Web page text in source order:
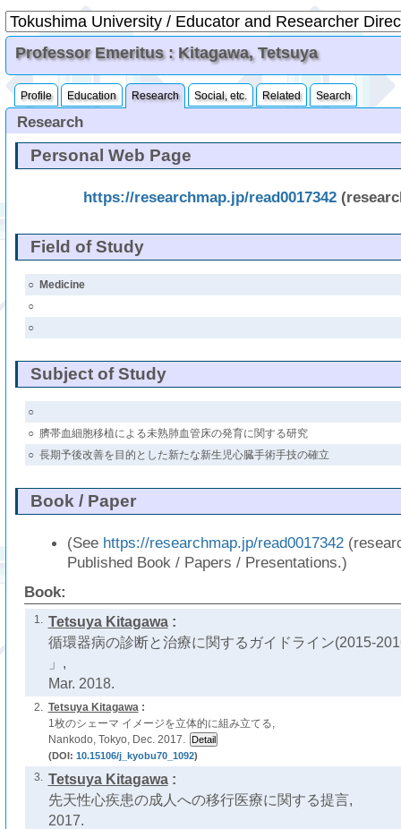
Professor Emeritus : Kitagawa, Tetsuya
Profile Education Research Social, etc. Related Search
Research
Personal Web Page
https://researchmap.jp/read0017342
Field of Study
○
Medicine
○
○
Subject of Study
○
○
臍帯血細胞移植による未熟肺血管床の発育に関する研究
○ 長期予後改善を目的とした新たな新生児心臓手術手技の確立
Book / Paper
(See https://researchmap.jp/read0017342
Published Book / Papers / Presentations.)
Book:
1. Tetsuya Kitagawa:
循環器病の診断と治療に関するガイドライン(2015-
」,
Mar. 2018.
2. Tetsuya Kitagawa:
1枚のシェーマ イメージを立体的に組み立てる,
Nankodo, Tokyo, Dec. 2017.
(DOI: 10.15106/j_kyobu70_1092)
3. Tetsuya Kitagawa:
先天性心疾患の成人への移行医療に関する提言,
2017.